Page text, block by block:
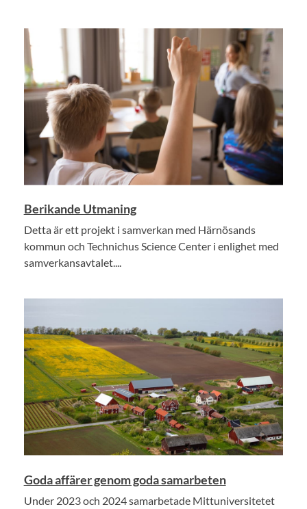
Berikande Utmaning
Detta är ett projekt i samverkan med Härnösands
kommun och Technichus Science Center i enlighet med
samverkansavtalet....
Goda affärer genom goda samarbeten
Under 2023 och 2024 samarbetade Mittuniversitetet